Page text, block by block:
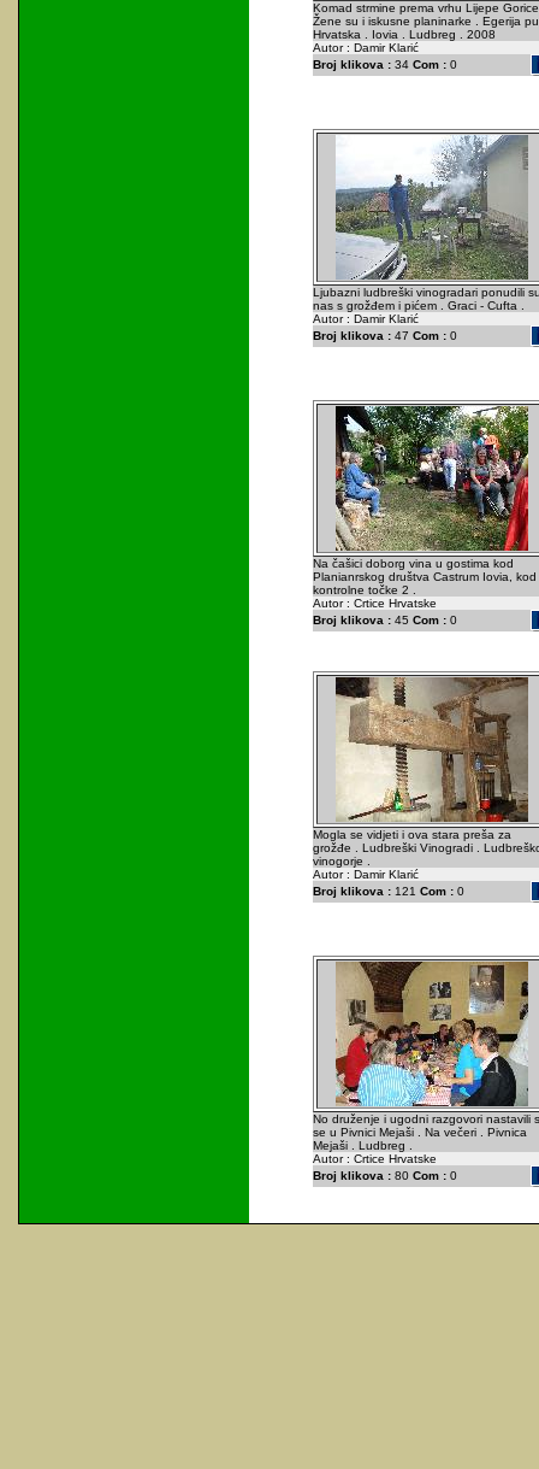
Komad strmine prema vrhu Lijepe
Žene su i iskusne planinarke . Egerija
Hrvatska . Iovia . Ludbreg . 2008
Autor : Damir Klarić
Broj klikova :34 Com :0
Ljubazni ludbreški vinogradari ponudili
nas s grožđem i pićem . Graci - Cufta .
Autor : Damir Klarić
Broj klikova :47 Com :0
Na čašici doborg vina u gostima kod
Planianrskog društva Castrum Iovia, kod
kontrolne točke 2 .
Autor : Crtice Hrvatske
Broj klikova :45 Com :0
Mogla se vidjeti i ova stara preša za
grožđe . Ludbreški Vinogradi .
vinogorje .
Autor : Damir Klarić
Broj klikova :121 Com :0
No druženje i ugodni razgovori nastavili
se u Pivnici Mejaši . Na večeri . Pivnica
Mejaši . Ludbreg .
Autor : Crtice Hrvatske
Broj klikova :80 Com :0